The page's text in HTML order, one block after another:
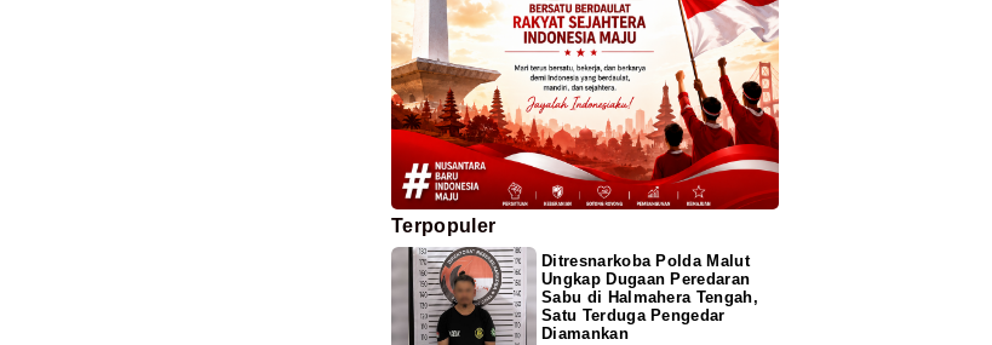
Terpopuler
Ditresnarkoba Polda Malut
Ungkap Dugaan Peredaran
Sabu di Halmahera Tengah,
Satu Terduga Pengedar
Diamankan